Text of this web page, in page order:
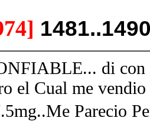
di con
el Cual me vendio
Parecio